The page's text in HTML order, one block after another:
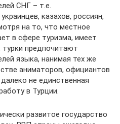
СНГ – т.е.
казахов, россиян,
на то, что местное
в сфере туризма, имеет
предпочитают
языка, нанимая тех же
аниматоров, официантов
не единственная
в Турции.
развитое государство